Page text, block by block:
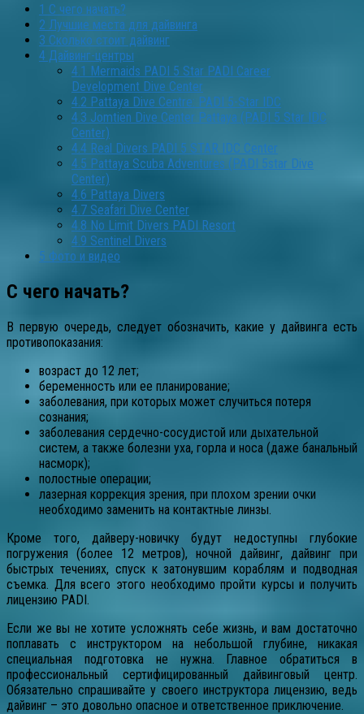
1 С чего начать?
2 Лучшие места для дайвинга
3 Сколько стоит дайвинг
4 Дайвинг-центры
4.1 Mermaids PADI 5 Star PADI Career
Development Dive Center
4.2 Pattaya Dive Centre: PADI 5-Star IDC
4.3 Jomtien Dive Center Pattaya (PADI 5 Star IDC
Center)
4.4 Real Divers PADI 5 STAR IDC Center
4.5 Pattaya Scuba Adventures (PADI 5star Dive
Center)
4.6 Pattaya Divers
4.7 Seafari Dive Center
4.8 No Limit Divers PADI Resort
4.9 Sentinel Divers
5 Фото и видео
С чего начать?
В первую очередь, следует обозначить, какие у дайвинга есть
противопоказания:
возраст до 12 лет;
беременность или ее планирование;
заболевания, при которых может случиться потеря
сознания;
заболевания сердечно-сосудистой или дыхательной
систем, а также болезни уха, горла и носа (даже банальный
насморк);
полостные операции;
лазерная коррекция зрения, при плохом зрении очки
необходимо заменить на контактные линзы.
Кроме того, дайверу-новичку будут недоступны глубокие
погружения (более 12 метров), ночной дайвинг, дайвинг при
быстрых течениях, спуск к затонувшим кораблям и подводная
съемка. Для всего этого необходимо пройти курсы и получить
лицензию PADI.
Если же вы не хотите усложнять себе жизнь, и вам достаточно
поплавать с инструктором на небольшой глубине, никакая
специальная подготовка не нужна. Главное обратиться в
профессиональный сертифицированный дайвинговый центр.
Обязательно спрашивайте у своего инструктора лицензию, ведь
дайвинг – это довольно опасное и ответственное приключение.